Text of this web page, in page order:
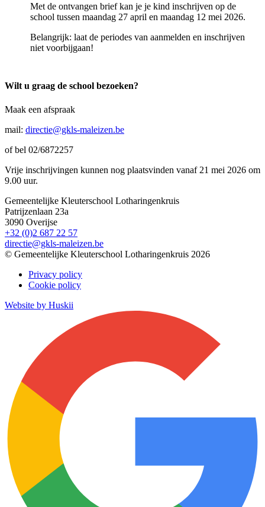
Met de ontvangen brief kan je je kind inschrijven op de
school tussen maandag 27 april en maandag 12 mei 2026.
Belangrijk: laat de periodes van aanmelden en inschrijven
niet voorbijgaan!
Wilt u graag de school bezoeken?
Maak een afspraak
mail: directie@gkls-maleizen.be
of bel 02/6872257
Vrije inschrijvingen kunnen nog plaatsvinden vanaf 21 mei 2026 om
9.00 uur.
Gemeentelijke Kleuterschool Lotharingenkruis
Patrijzenlaan 23a
3090 Overijse
+32 (0)2 687 22 57
directie@gkls-maleizen.be
© Gemeentelijke Kleuterschool Lotharingenkruis 2026
Privacy policy
Cookie policy
Website by Huskii